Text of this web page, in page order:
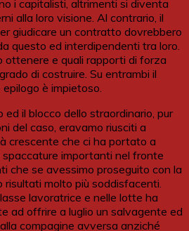
i capitalisti, altrimenti si diventa
alla loro visione. Al contrario, il
giudicare un contratto dovrebbero
questo ed interdipendenti tra loro.
ottenere e quali rapporti di forza
di costruire. Su entrambi il
è impietoso.
ed il blocco dello straordinario, pur
del caso, eravamo riusciti a
crescente che ci ha portato a
importanti nel fronte
che se avessimo proseguito con la
molto più soddisfacenti.
lavoratrice e nelle lotte ha
ad offrire a luglio un salvagente ed
compagine avversa anziché